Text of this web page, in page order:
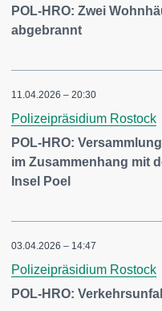
POL-HRO: Zwei
abgebrannt
11.04.2026 – 20:30
Polizeipräsidium Rostock
POL-HRO:
im Zusammenhang mit
Insel Poel
03.04.2026 – 14:47
Polizeipräsidium Rostock
POL-HRO: